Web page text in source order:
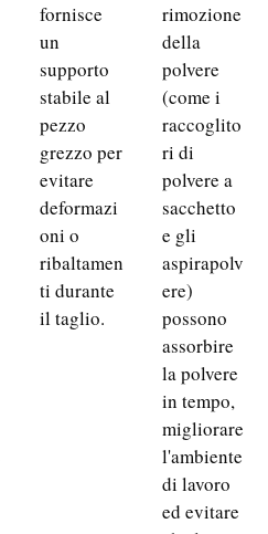
fornisce
un
supporto
stabile al
pezzo
grezzo per
evitare
deformazi
oni o
ribaltamen
ti durante
il taglio.
rimozione
della
polvere
(come i
raccoglito
ri di
polvere a
sacchetto
e gli
aspirapolv
ere)
possono
assorbire
la polvere
in tempo,
migliorare
l'ambiente
di lavoro
ed evitare